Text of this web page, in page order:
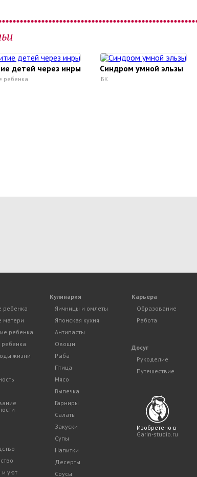
детей через инры
ребенка
Синдром умной эльзы
БК
ребенка
матери
ребенка
ребенка
жизни
и уют
Кулинария
Яичницы и омлеты
Японская кухня
Антипасты
Овощи
Рыба
Птица
Мясо
Выпечка
Гарниры
Салаты
Закуски
Супы
Напитки
Десерты
Соусы
Карьера
Образование
Работа
Досуг
Рукоделие
Путешествие
Изобретено в
Garin-studio.ru